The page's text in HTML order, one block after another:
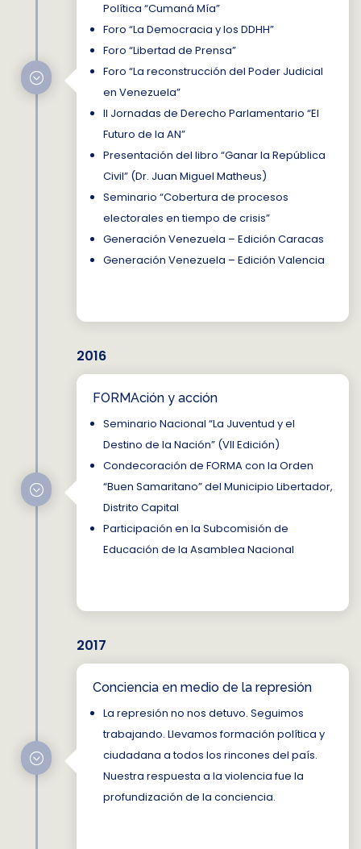
;
Política “Cumaná Mía”
Foro “La Democracia y los DDHH”
Foro “Libertad de Prensa”
Foro “La reconstrucción del Poder Judicial
en Venezuela”
II Jornadas de Derecho Parlamentario “El
Futuro de la AN”
Presentación del libro “Ganar la República
Civil” (Dr. Juan Miguel Matheus)
Seminario “Cobertura de procesos
electorales en tiempo de crisis”
Generación Venezuela – Edición Caracas
Generación Venezuela – Edición Valencia
FORMAción y acción
Seminario Nacional “La Juventud y el
Destino de la Nación” (VII Edición)
Condecoración de FORMA con la Orden
“Buen Samaritano” del Municipio Libertador,
Distrito Capital
Participación en la Subcomisión de
Educación de la Asamblea Nacional
;
2016
2017
;
Conciencia en medio de la represión
La represión no nos detuvo. Seguimos
trabajando. Llevamos formación política y
ciudadana a todos los rincones del país.
Nuestra respuesta a la violencia fue la
profundización de la conciencia.